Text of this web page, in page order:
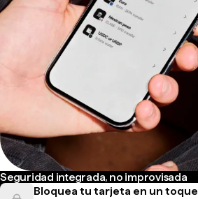
Seguridad integrada, no improvisada
Bloquea tu tarjeta en un toque